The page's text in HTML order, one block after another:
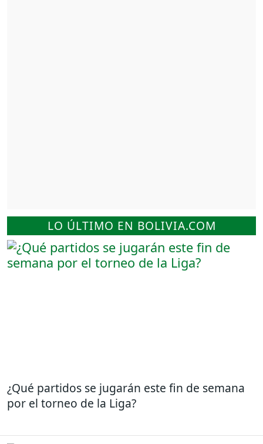
LO ÚLTIMO EN BOLIVIA.COM
¿Qué partidos se jugarán este fin de semana
por el torneo de la Liga?